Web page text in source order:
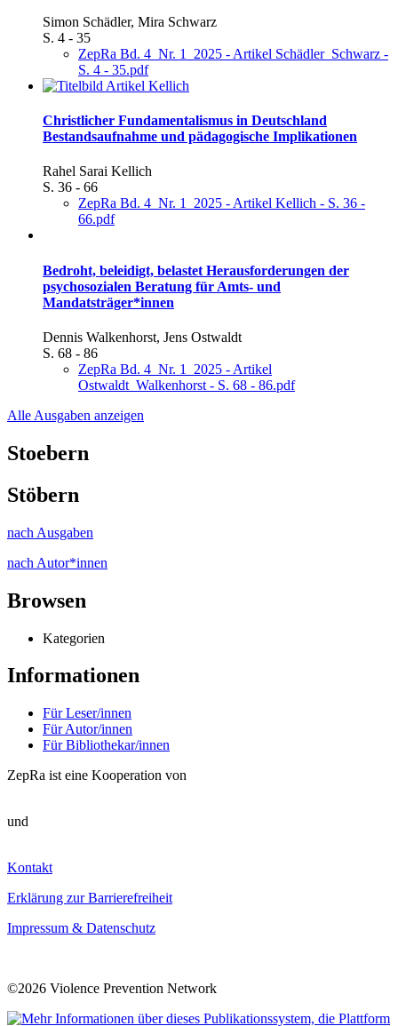
Simon Schädler, Mira Schwarz
S. 4 - 35
ZepRa Bd. 4_Nr. 1_2025 - Artikel Schädler_Schwarz -
S. 4 - 35.pdf
Christlicher Fundamentalismus in Deutschland
Bestandsaufnahme und pädagogische Implikationen
Rahel Sarai Kellich
S. 36 - 66
ZepRa Bd. 4_Nr. 1_2025 - Artikel Kellich - S. 36 -
66.pdf
Bedroht, beleidigt, belastet Herausforderungen der
psychosozialen Beratung für Amts- und
Mandatsträger*innen
Dennis Walkenhorst, Jens Ostwaldt
S. 68 - 86
ZepRa Bd. 4_Nr. 1_2025 - Artikel
Ostwaldt_Walkenhorst - S. 68 - 86.pdf
Alle Ausgaben anzeigen
Stoebern
Stöbern
nach Ausgaben
nach Autor*innen
Browsen
Kategorien
Informationen
Für Leser/innen
Für Autor/innen
Für Bibliothekar/innen
ZepRa ist eine Kooperation von
und
Kontakt
Erklärung zur Barrierefreiheit
Impressum & Datenschutz
©2026 Violence Prevention Network